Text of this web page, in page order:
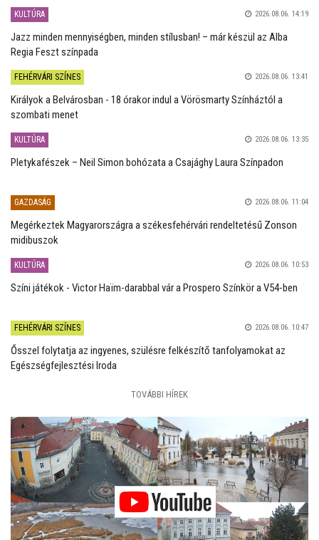
KULTÚRA 2026.08.06. 14:19
Jazz minden mennyiségben, minden stílusban! – már készül az Alba
Regia Feszt színpada
FEHÉRVÁRI SZÍNES 2026.08.06. 13:41
Királyok a Belvárosban - 18 órakor indul a Vörösmarty Színháztól a
szombati menet
KULTÚRA 2026.08.06. 13:35
Pletykafészek – Neil Simon bohózata a Csajághy Laura Színpadon
GAZDASÁG 2026.08.06. 11:04
Megérkeztek Magyarországra a székesfehérvári rendeltetésű Zonson
midibuszok
KULTÚRA 2026.08.06. 10:53
Színi játékok - Victor Haïm-darabbal vár a Prospero Színkör a V54-ben
FEHÉRVÁRI SZÍNES 2026.08.06. 10:47
Ősszel folytatja az ingyenes, szülésre felkészítő tanfolyamokat az
Egészségfejlesztési Iroda
TOVÁBBI HÍREK